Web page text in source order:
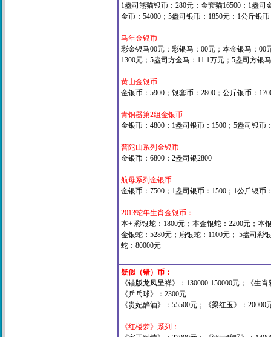
1盎司熊猫银币：280元；金套猫16500；1盎司
金币：54000；5盎司银币：1850元；1公斤银
马年金银币
彩金银马00元；彩银马：00元；本金银马：00
1300元；5盎司方金马：11.1万元；5盎司方银
黄山金银币
金银币：5900；银套币：2800；公斤银币：
青铜器第2组金银币
金银币：4800；1盎司银币：1500；5盎司银币
普陀山系列金银币
金银币：6800；2盎司银2800
航母系列金银币
金银币：7500；1盎司银币：1500；1公斤银币
2013蛇年生肖金银币：
本+ 彩银蛇：1800元；本金银蛇：2200元；本
金银蛇：5280元；扇银蛇：1100元； 5盎司彩
蛇：80000元
疑似（错）币：
《错版龙凤呈祥》：130000-150000元；《生
《乒乓球》：2300元
《贵妃醉酒》：55500元；《梁红玉》：
《红楼梦》系列：